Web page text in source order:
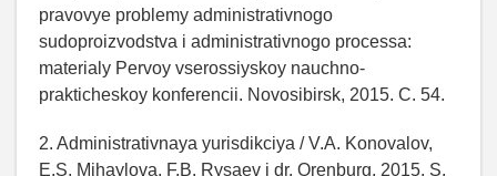
pravovye problemy administrativnogo
sudoproizvodstva i administrativnogo processa:
materialy Pervoy vserossiyskoy nauchno-
prakticheskoy konferencii. Novosibirsk, 2015. C. 54.
2. Administrativnaya yurisdikciya / V.A. Konovalov,
E.S. Mihaylova, F.B. Rysaev i dr. Orenburg, 2015. S.